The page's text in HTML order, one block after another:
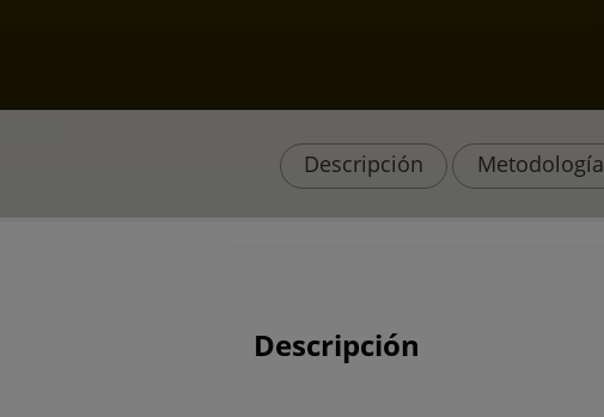
Descripción Metodología
Descripción